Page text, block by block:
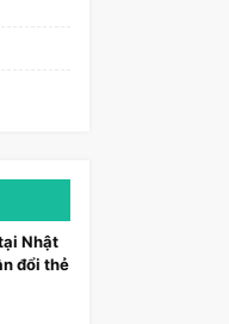
Nhật
đổi thẻ